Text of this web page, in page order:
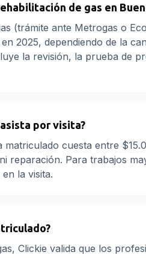
de gas en
(trámite ante Metrogas o
2025, dependiendo de la
la revisión, la prueba de
por visita?
matriculado cuesta entre
reparación. Para trabajos
la visita.
Clickie valida que los